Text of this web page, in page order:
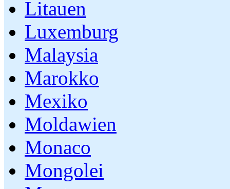
Litauen
Luxemburg
Malaysia
Marokko
Mexiko
Moldawien
Monaco
Mongolei